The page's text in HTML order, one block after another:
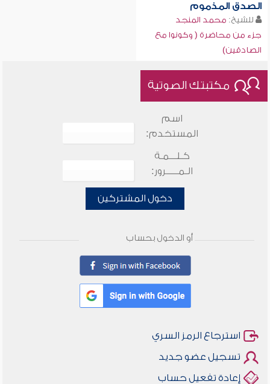
الصدق المذموم
للشيخ: محمد المنجد
جزء من محاضرة ( وكونوا مع
الصادقين)
مكتبتك الصوتية
اسم
المستخدم:
كـلـــمـة
الـمـــــرور:
دخول المشتركين
أو الدخول بحساب
استرجاع الرمز السري
تسجيل عضو جديد
إعادة تفعيل حساب